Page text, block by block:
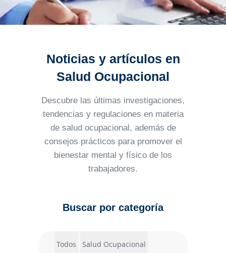
Noticias y artículos en
Salud Ocupacional
Descubre las últimas investigaciones,
tendencias y regulaciones en materia
de salud ocupacional, además de
consejos prácticos para promover el
bienestar mental y físico de los
trabajadores.
Buscar por categoría
Todos Salud Ocupacional